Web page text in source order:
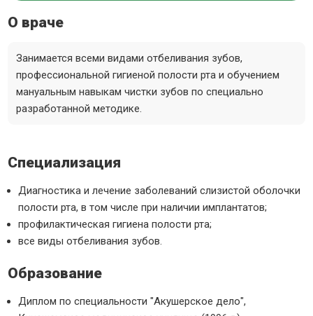
О враче
Занимается всеми видами отбеливания зубов,
профессиональной гигиеной полости рта и обучением
мануальным навыкам чистки зубов по специально
разработанной методике.
Специализация
Диагностика и лечение заболеваний слизистой оболочки
полости рта, в том числе при наличии имплантатов;
профилактическая гигиена полости рта;
все виды отбеливания зубов.
Образование
Диплом по специальности "Акушерское дело",